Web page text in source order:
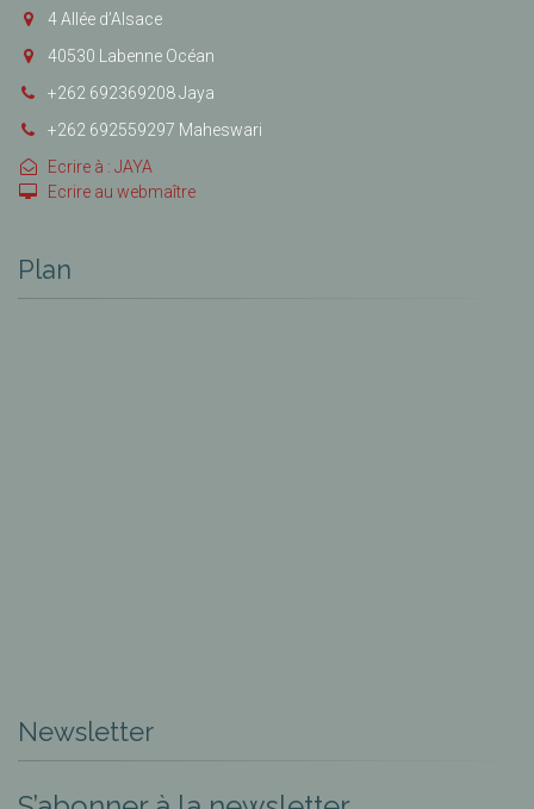
4 Allée d’Alsace
40530 Labenne Océan
+262 692369208 Jaya
+262 692559297 Maheswari
Ecrire à : JAYA
Ecrire au webmaître
Plan
Newsletter